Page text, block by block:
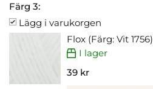
Färg 3:
Lägg i varukorgen
Flox (Färg: Vit 1756)
I lager
39 kr